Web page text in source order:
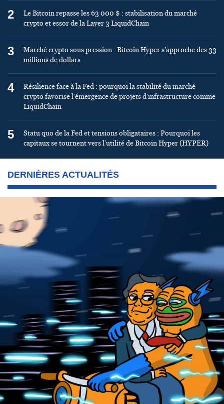
2
Le Bitcoin repasse les 63 000 $ : stabilisation du marché
crypto et essor de la Layer 3 LiquidChain
3
Marché crypto sous pression : Bitcoin Hyper s’approche des 33
millions de dollars
4
Résilience face à la Fed : pourquoi la stabilité du marché
crypto favorise l’émergence de projets d’infrastructure comme
LiquidChain
5
Statu quo de la Fed et tensions obligataires : Pourquoi les
capitaux se tournent vers l’utilité de Bitcoin Hyper (HYPER)
DERNIÈRES ACTUALITÉS